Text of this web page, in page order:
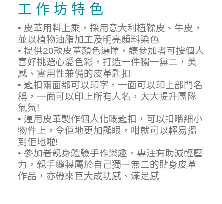
工 作 坊 特 色
• 皮革用料上乘，採用意大利植鞣皮、牛皮，
並以植物油脂加工及明亮顏料染色
• 提供20款皮革顏色選擇，讓參加者可按個人
喜好挑選心愛色彩，打造一件獨一無二，美
感、實用性兼備的皮革匙扣
• 匙扣兩面都可以印字，一面可以印上部門名
稱，一面可以印上所有人名，大大提升團隊
氣氛!
• 運用皮革製作個人化嘅匙扣，可以扣喺細小
物件上，令佢地更加顯眼，咁就可以輕易搵
到佢地啦!
• 參加者親身體驗手作樂趣，專注有助減輕壓
力，親手縫製屬於自己獨一無二的貼身皮革
作品，亦帶來巨大成功感 、 滿足感